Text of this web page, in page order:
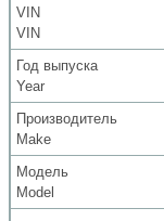
VIN
VIN
Год выпуска
Year
Производитель
Make
Модель
Model